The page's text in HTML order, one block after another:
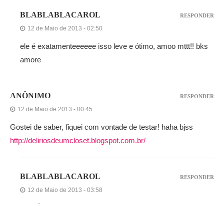
BLABLABLACAROL
12 de Maio de 2013 - 02:50
ele é exatamenteeeeee isso leve e ótimo, amoo mttt!! bks
amore
RESPONDER
ANÔNIMO
12 de Maio de 2013 - 00:45
Gostei de saber, fiquei com vontade de testar! haha bjss
http://deliriosdeumcloset.blogspot.com.br/
RESPONDER
BLABLABLACAROL
12 de Maio de 2013 - 03:58
RESPONDER